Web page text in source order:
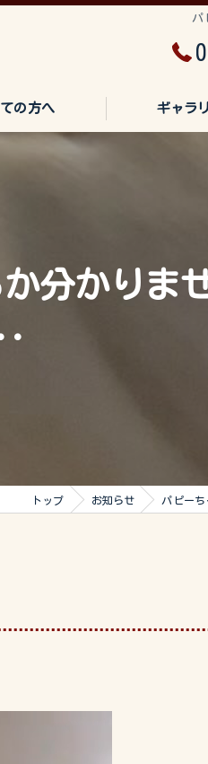
パ
の方へ ギャラ
分かりま
トップ お知らせ パピー